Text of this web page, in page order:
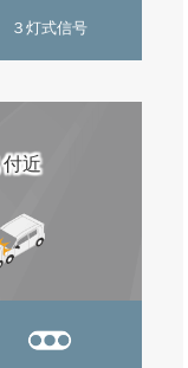
３灯式信号
近